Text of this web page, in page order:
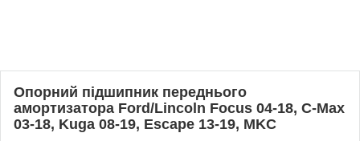
Опорний підшипник переднього
амортизатора Ford/Lincoln Focus 04-18, C-Max
03-18, Kuga 08-19, Escape 13-19, MKC